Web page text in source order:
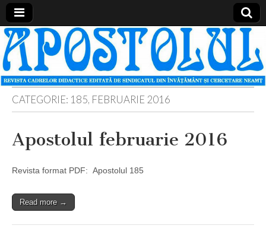
Apostolul
Revista
cadrelor
didactice
din
judetul
Neamt
CATEGORIE: 185, FEBRUARIE 2016
Apostolul februarie 2016
Revista format PDF: Apostolul 185
Read more →